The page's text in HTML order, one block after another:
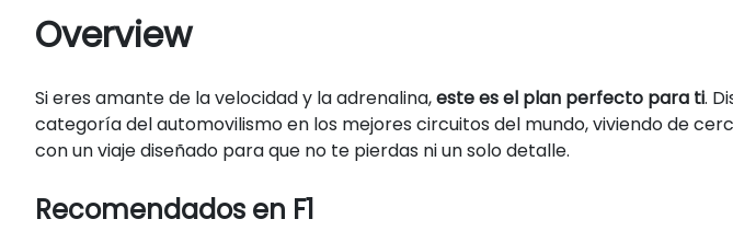
Overview
Si eres amante de la velocidad y la adrenalina,este es el plan perfecto para ti.
categoría del automovilismo en los mejores circuitos del mundo, viviendo de
con un viaje diseñado para que no te pierdas ni un solo detalle.
Recomendados en F1